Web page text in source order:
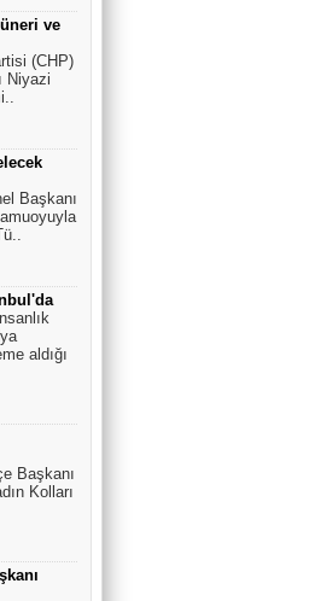
ve
(CHP)
Niyazi
Başkanı
aldığı
Başkanı
Kolları